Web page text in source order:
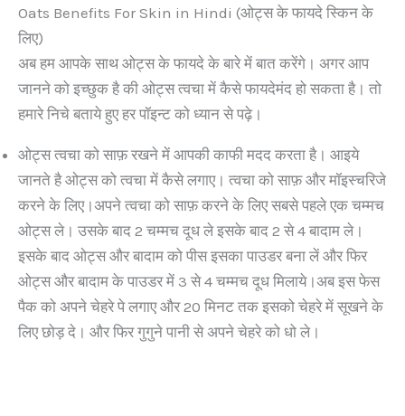
Oats Benefits For Skin in Hindi (ओट्स के फायदे स्किन के
लिए)
अब हम आपके साथ ओट्स के फायदे के बारे में बात करेंगे। अगर आप
जानने को इच्छुक है की ओट्स त्वचा में कैसे फायदेमंद हो सकता है। तो
हमारे निचे बताये हुए हर पॉइन्ट को ध्यान से पढ़े।
ओट्स त्वचा को साफ़ रखने में आपकी काफी मदद करता है। आइये
जानते है ओट्स को त्वचा में कैसे लगाए। त्वचा को साफ़ और मॉइस्चरिजे
करने के लिए।अपने त्वचा को साफ़ करने के लिए सबसे पहले एक चम्मच
ओट्स ले। उसके बाद 2 चम्मच दूध ले इसके बाद 2 से 4 बादाम ले।
इसके बाद ओट्स और बादाम को पीस इसका पाउडर बना लें और फिर
ओट्स और बादाम के पाउडर में 3 से 4 चम्मच दूध मिलाये।अब इस फेस
पैक को अपने चेहरे पे लगाए और 20 मिनट तक इसको चेहरे में सूखने के
लिए छोड़ दे। और फिर गुगुने पानी से अपने चेहरे को धो ले।